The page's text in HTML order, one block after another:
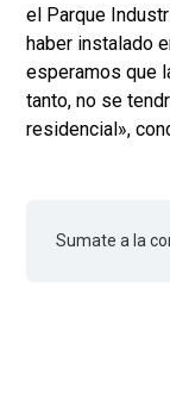
el Parque
haber instalado
esperamos que
tanto, no se
residencial»,
Sumate a la